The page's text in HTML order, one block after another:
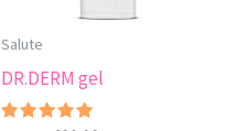
Salute
DR.DERM gel